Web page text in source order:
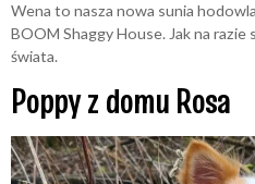
Wena to nasza nowa sunia
BOOM Shaggy House. Jak na razie
świata.
Poppy z domu Rosa